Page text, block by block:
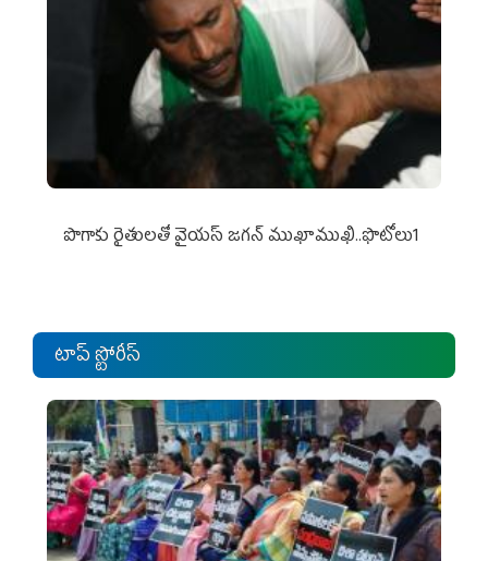
పొగాకు రైతుల‌తో వైయ‌స్ జ‌గ‌న్ ముఖాముఖి..ఫొటోలు1
టాప్ స్టోరీస్